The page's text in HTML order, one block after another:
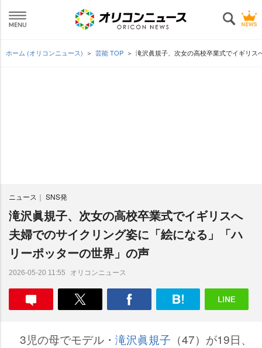
ホーム (オリコンニュース) 芸能 TOP 滝沢眞規子、次女の高校卒業式でイギリ
ニュース SNS発
滝沢眞規子、次女の高校卒業式でイギリスへ
夫婦でのサイクリング姿に「絵になる」「ハ
リーポッターの世界」の声
2026-05-20 11:55 オリコンニュース
3児の母でモデル・ 滝沢眞規子 （47）が19日、